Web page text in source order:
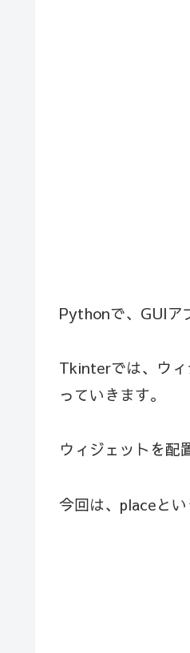
Pythonで、GUIア
Tkinterでは、ウィ
っていきます。
ウィジェットを配
今回は、placeとい